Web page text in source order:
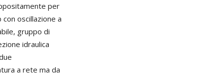
per
oscillazione a
gruppo di
idraulica
a rete ma da